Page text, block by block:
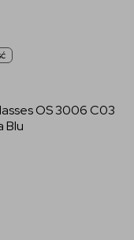
OS 3006 C03
Blu